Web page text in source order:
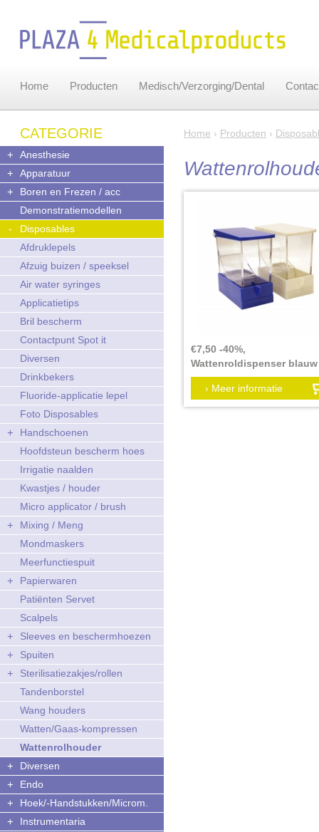
Home Producten Medisch/Verzorging/Dental
CATEGORIE
+ Anesthesie
+ Apparatuur
+
Boren en Frezen / acc
Demonstratiemodellen
-
Disposables
Afdruklepels
Afzuig buizen / speeksel
Air water syringes
Applicatietips
Bril bescherm
Contactpunt Spot it
Diversen
Drinkbekers
Fluoride-applicatie lepel
Foto Disposables
+
Handschoenen
Hoofdsteun bescherm hoes
Irrigatie naalden
Kwastjes / houder
Micro applicator / brush
+
Mixing / Meng
Mondmaskers
Meerfunctiespuit
+
Papierwaren
Patiënten Servet
Scalpels
+ Sleeves en beschermhoezen
+ Spuiten
+
Sterilisatiezakjes/rollen
Tandenborstel
Wang houders
Watten/Gaas-kompressen
Wattenrolhouder
+ Diversen
+ Endo
+ Hoek/-Handstukken/Microm.
+ Instrumentaria
Home › Producten ›
€7,50 -40%,
Wattenroldispenser blauw
creme
Verpakkingseenheid:
› Meer informatie